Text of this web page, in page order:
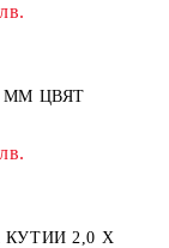
ММ ЦВЯТ
2,0 Х